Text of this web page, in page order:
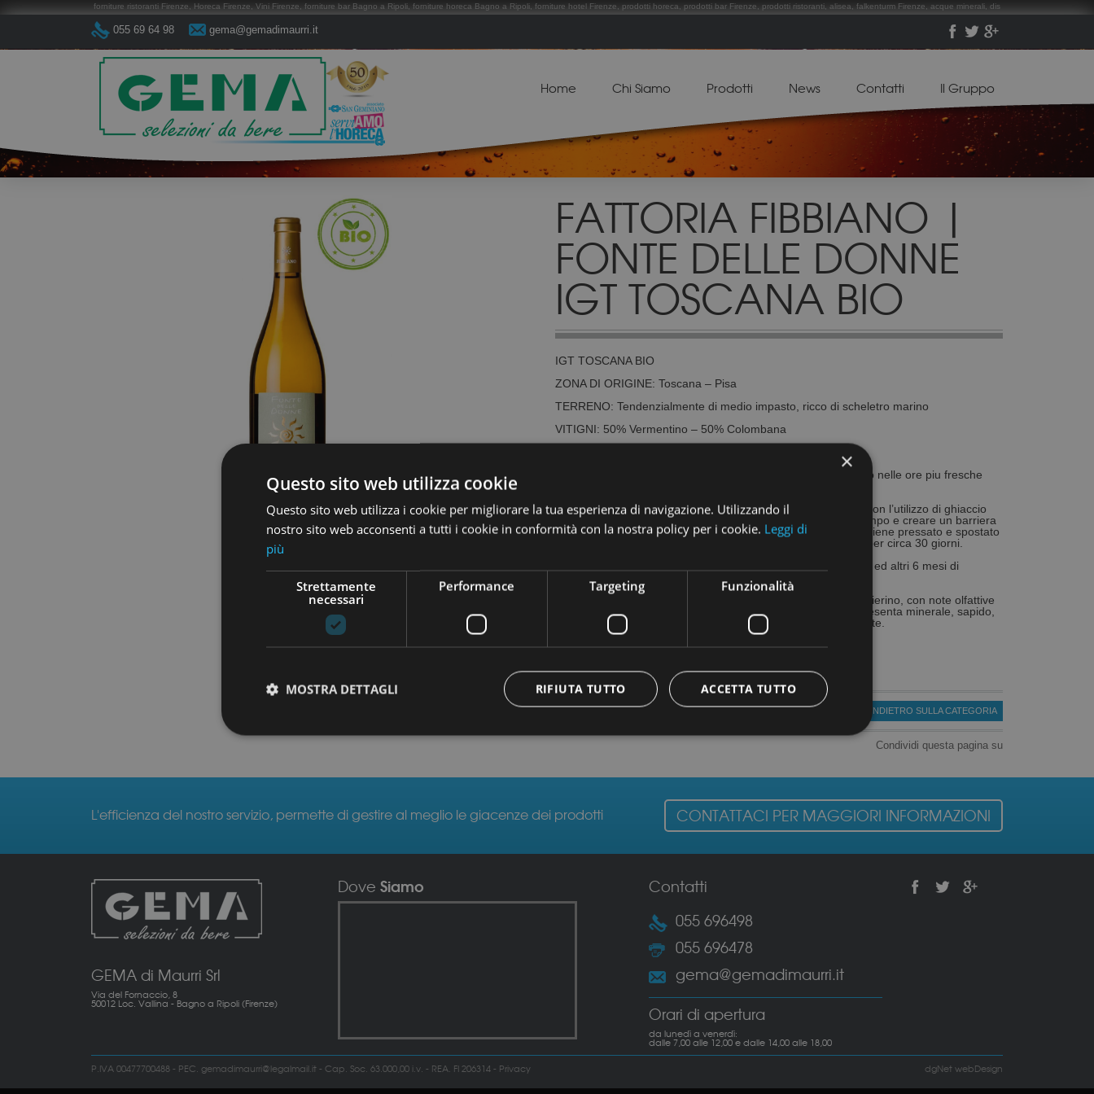
forniture ristoranti Firenze, Horeca Firenze, Vini Firenze, forniture bar Bagno a Ripoli, forniture horeca Bagno a Ripoli, forniture hotel Firenze, prodotti horeca, prodotti bar Firenze, prodotti ristoranti, alisea, falkenturm Firenze, acque minerali, dis
055 69 64 98 gema@gemadimaurri.it
Home Chi Siamo Prodotti News Contatti Il Gruppo
FATTORIA FIBBIANO |
FONTE DELLE DONNE
IGT TOSCANA BIO
IGT TOSCANA BIO
ZONA DI ORIGINE: Toscana – Pisa
TERRENO: Tendenzialmente di medio impasto, ricco di scheletro marino
VITIGNI: 50% Vermentino – 50% Colombana
Le uve vengono raccolte esclusivamente a mano nelle ore piu fresche
VINIFICAZIONE: Nella cisterna il mosto viene crio-macerato con l’utilizzo di ghiaccio
secco in modo da abbassare la temperatura in brevissimo tempo e creare un barriera
di protezione per evitare l’ossidazione. Dopo 24 ore il mosto viene pressato e spostato
in una vasca per la fermentazione a temperatura controllata per circa 30 giorni.
6 mesi di affinamento in cisterna di cemento ed altri 6 mesi di
Vino dal colore giallo paglierino, con note olfattive
agrumate e un dolce richiamo di anice stellato. Al palato si presenta minerale, sapido,
sorretto da una buona acidità con un gusto fresco e persistente.
TEMPERATURA DI SERVIZIO:12-13°C
ABBINAMENTI CONSIGLIATI:Carni bianche e pesce.
« TORNA INDIETRO SULLA CATEGORIA
Condividi questa pagina su
L'efficienza del nostro servizio, permette di gestire al meglio le giacenze dei prodotti CONTATTACI PER MAGGIORI INFORMAZIONI
GEMA di Maurri Srl
Via del Fornaccio, 8
50012 Loc. Vallina - Bagno a Ripoli (Firenze)
Dove Siamo
Contatti
055 696498
055 696478
gema@gemadimaurri.it
Orari di apertura
da lunedì a venerdì:
dalle 7,00 alle 12,00 e dalle 14,00 alle 18,00
P.IVA 00477700488 - PEC. gemadimaurri@legalmail.it - Cap. Soc. 63.000,00 i.v. - REA. FI 206314 - Privacy dgNet webDesign
×
Questo sito web utilizza cookie
Questo sito web utilizza i cookie per migliorare la tua esperienza di navigazione. Utilizzando il
nostro sito web acconsenti a tutti i cookie in conformità con la nostra policy per i cookie. Leggi di
più
Strettamente
necessari
Performance Targeting Funzionalità
ACCETTA TUTTO
RIFIUTA TUTTO
MOSTRA DETTAGLI